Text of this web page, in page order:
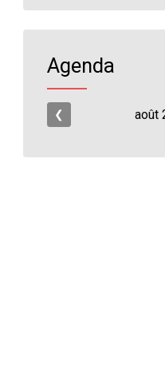
Agenda
❮ août